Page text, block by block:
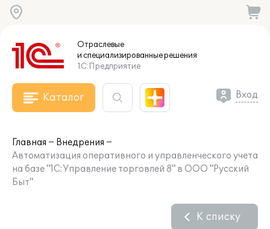
Отраслевые
и специализированныерешения
1С:Предприятие
Каталог Вход
Главная
Внедрения
Автоматизация оперативного и управленческого учета
на базе "1С:Управление торговлей 8" в ООО "Русский
Быт"
К списку